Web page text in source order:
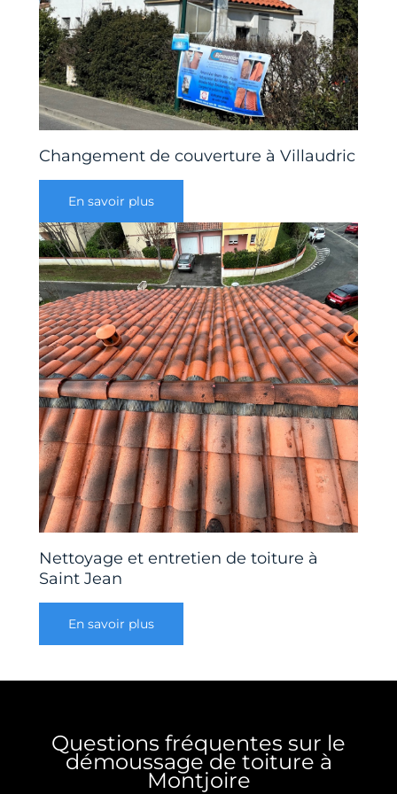
Changement de couverture à Villaudric
En savoir plus
Nettoyage et entretien de toiture à
Saint Jean
En savoir plus
Questions fréquentes sur le
démoussage de toiture à
Montjoire